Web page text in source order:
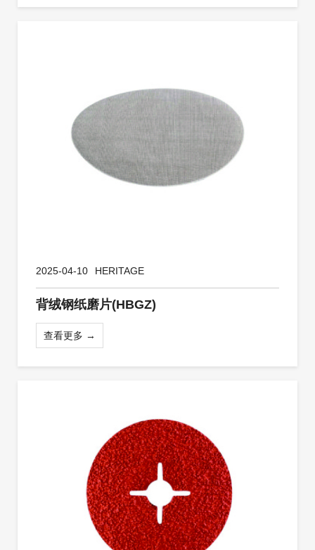
2025-04-10 HERITAGE
背绒钢纸磨片(HBGZ)
查看更多 →